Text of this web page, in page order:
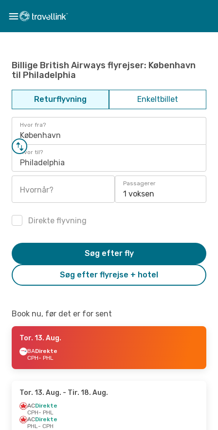
Billige British Airways flyrejser: København
til Philadelphia
Returflyvning Enkeltbillet
Hvor fra?
København
Hvor til?
Philadelphia
Hvornår?
Passagerer
1 voksen
Direkte flyvning
Søg efter flyrejse + hotel
Søg efter fly
Book nu, før det er for sent
Tor. 13. Aug.
BADirekte
CPH- PHL
Tor. 13. Aug. - Tir. 18. Aug.
ACDirekte
CPH- PHL
ACDirekte
PHL- CPH